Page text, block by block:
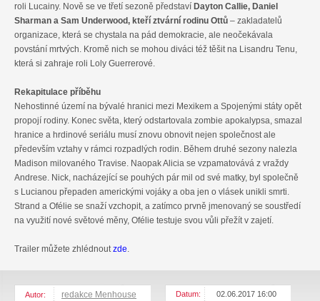
roli Lucainy. Nově se ve třetí sezoně představí Dayton Callie, Daniel
Sharman a Sam Underwood, kteří ztvární rodinu Ottů – zakladatelů
organizace, která se chystala na pád demokracie, ale neočekávala
povstání mrtvých. Kromě nich se mohou diváci též těšit na Lisandru Tenu,
která si zahraje roli Loly Guerrerové.
Rekapitulace příběhu
Nehostinné území na bývalé hranici mezi Mexikem a Spojenými státy opět
propojí rodiny. Konec světa, který odstartovala zombie apokalypsa, smazal
hranice a hrdinové seriálu musí znovu obnovit nejen společnost ale
především vztahy v rámci rozpadlých rodin. Během druhé sezony nalezla
Madison milovaného Travise. Naopak Alicia se vzpamatovává z vraždy
Andrese. Nick, nacházející se pouhých pár mil od své matky, byl společně
s Lucianou přepaden americkými vojáky a oba jen o vlásek unikli smrti.
Strand a Ofélie se snaží vzchopit, a zatímco prvně jmenovaný se soustředí
na využití nové světové měny, Ofélie testuje svou vůli přežít v zajetí.
Trailer můžete zhlédnoutzde.
Autor: redakce Menhouse Datum: 02.06.2017 16:00